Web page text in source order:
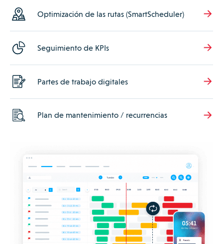
Optimización de las rutas (SmartScheduler)
Seguimiento de KPIs
Partes de trabajo digitales
Plan de mantenimiento / recurrencias